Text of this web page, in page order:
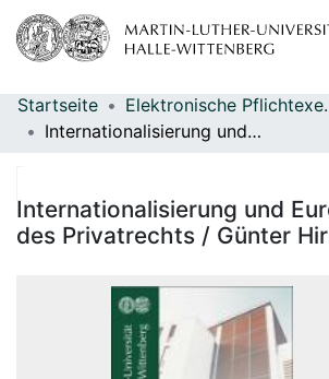
Bereiche & Sammlungen
Statistiken
Startseite
Internationalisierung und Europäisierung des Privatrechts / Günter Hirsch
Internationalisierung und
des Privatrechts / Günter